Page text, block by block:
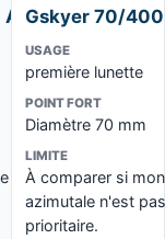
AZGskyer 70/
USAGE
première lunette
POINT FORT
Diamètre 70 mm
LIMITE
À comparer si
azimutale n'est pas
prioritaire.